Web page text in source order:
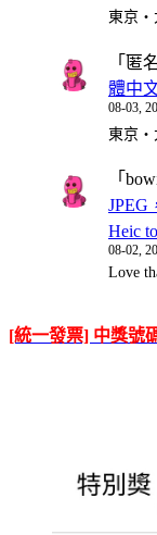
東京
「 匿
體中
08-03,
東京
「
JPEG
Heic
08-02,
Love
[統一發票] 中獎號